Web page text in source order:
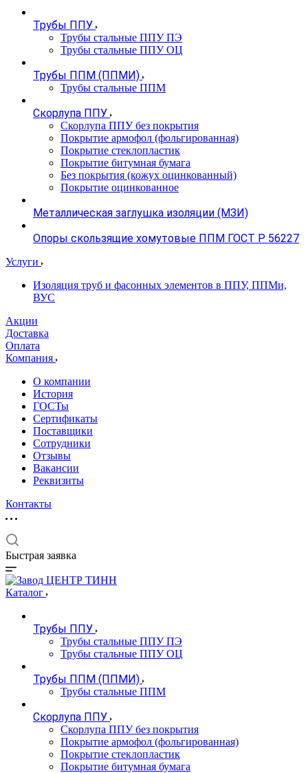
Трубы ППУ
Трубы стальные ППУ ПЭ
Трубы стальные ППУ ОЦ
Трубы ППМ (ППМИ)
Трубы стальные ППМ
Скорлупа ППУ
Скорлупа ППУ без покрытия
Покрытие армофол (фольгированная)
Покрытие стеклопластик
Покрытие битумная бумага
Без покрытия (кожух оцинкованный)
Покрытие оцинкованное
Металлическая заглушка изоляции (МЗИ)
Опоры скользящие хомутовые ППМ ГОСТ Р 56227
Услуги
Изоляция труб и фасонных элементов в ППУ, ППМи,
ВУС
Акции
Доставка
Оплата
Компания
О компании
История
ГОСТы
Сертификаты
Поставщики
Сотрудники
Отзывы
Вакансии
Реквизиты
Контакты
Быстрая заявка
Каталог
Трубы ППУ
Трубы стальные ППУ ПЭ
Трубы стальные ППУ ОЦ
Трубы ППМ (ППМИ)
Трубы стальные ППМ
Скорлупа ППУ
Скорлупа ППУ без покрытия
Покрытие армофол (фольгированная)
Покрытие стеклопластик
Покрытие битумная бумага